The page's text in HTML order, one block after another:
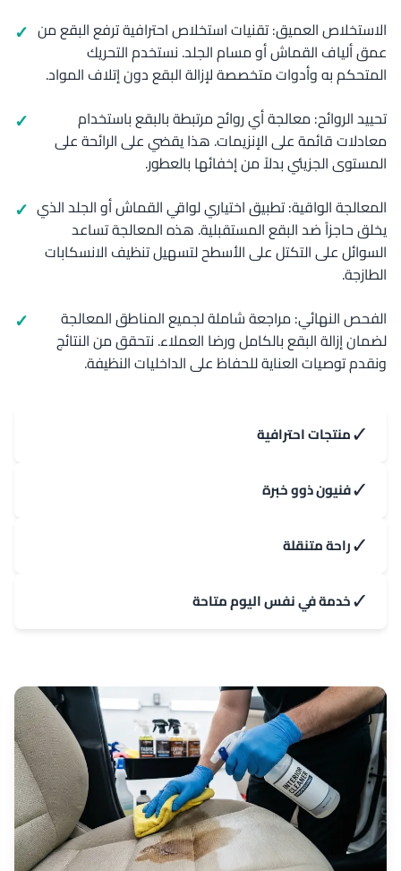
الاستخلاص العميق: تقنيات استخلاص احترافية ترفع البقع من
عمق ألياف القماش أو مسام الجلد. نستخدم التحريك
المتحكم به وأدوات متخصصة لإزالة البقع دون إتلاف المواد.
تحييد الروائح: معالجة أي روائح مرتبطة بالبقع باستخدام
معادلات قائمة على الإنزيمات. هذا يقضي على الرائحة على
المستوى الجزيئي بدلاً من إخفائها بالعطور.
المعالجة الواقية: تطبيق اختياري لواقي القماش أو الجلد الذي
يخلق حاجزاً ضد البقع المستقبلية. هذه المعالجة تساعد
السوائل على التكتل على الأسطح لتسهيل تنظيف الانسكابات
الطازجة.
الفحص النهائي: مراجعة شاملة لجميع المناطق المعالجة
لضمان إزالة البقع بالكامل ورضا العملاء. نتحقق من النتائج
ونقدم توصيات العناية للحفاظ على الداخليات النظيفة.
✓منتجات احترافية
✓فنيون ذوو خبرة
✓راحة متنقلة
✓خدمة في نفس اليوم متاحة